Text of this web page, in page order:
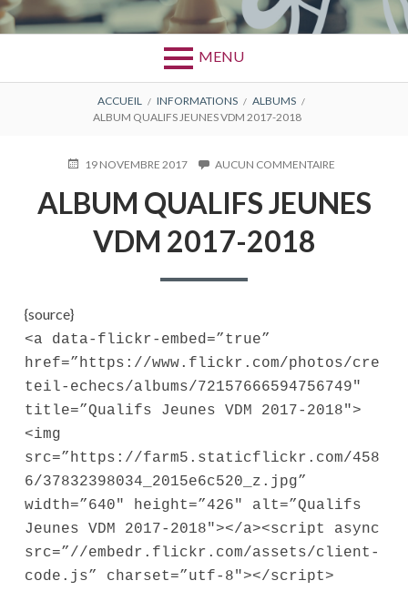
MENU
ACCUEIL INFORMATIONS
ALBUMS
ALBUM QUALIFS JEUNES VDM 2017-2018
PUBLIÉ19 NOVEMBRE 2017 AUCUN COMMENTAIRE
QUALIFS
JEUNES
ALBUM QUALIFS JEUNES
VDM 2017-2018
{source}
<a data-flickr-embed=”true”
href=”https://www.flickr.com/photos/cre
teil-echecs/albums/72157666594756749″
title=”Qualifs Jeunes VDM 2017-2018″>
<img
src=”https://farm5.staticflickr.com/458
6/37832398034_2015e6c520_z.jpg”
width=”640″ height=”426″ alt=”Qualifs
Jeunes VDM 2017-2018″></a><script async
src=”//embedr.flickr.com/assets/client-
code.js” charset=”utf-8″></script>